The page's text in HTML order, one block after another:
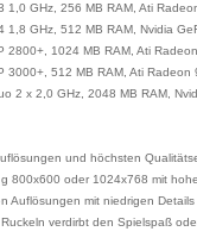
1,0 GHz, 256 MB RAM, Ati
1,8 GHz, 512 MB RAM, Nvidia
2800+, 1024 MB RAM, Ati
3000+, 512 MB RAM, Ati Radeon
2 x 2,0 GHz, 2048 MB RAM,
und höchsten
800x600 oder 1024x768 mit
Auflösungen mit niedrigen
verdirbt den Spielspaß